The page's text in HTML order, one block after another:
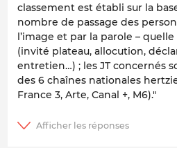
classement est établi sur la
nombre de passage des
l’image et par la parole –
(invité plateau, allocution,
entretien…) ; les JT concernés
des 6 chaînes nationales
France 3, Arte, Canal +, M6)."